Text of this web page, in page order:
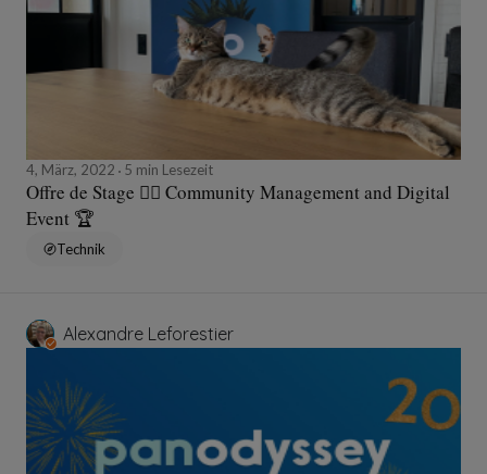
4, März, 2022 5 min Lesezeit
Offre de Stage ✍🏻 Community Management and Digital
Event 🏆
Technik
Alexandre Leforestier